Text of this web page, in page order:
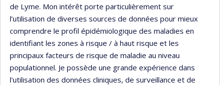
de Lyme. Mon intérêt porte particulièrement sur
l’utilisation de diverses sources de données pour mieux
comprendre le profil épidémiologique des maladies en
identifiant les zones à risque / à haut risque et les
principaux facteurs de risque de maladie au niveau
populationnel. Je possède une grande expérience dans
l'utilisation des données cliniques, de surveillance et de